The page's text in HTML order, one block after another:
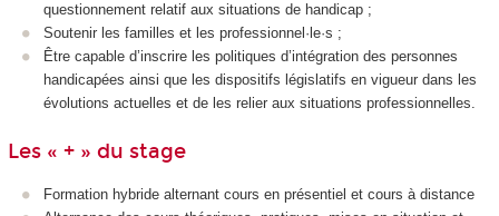
questionnement relatif aux situations de handicap ;
Soutenir les familles et les professionnel·le·s ;
Être capable d’inscrire les politiques d’intégration des personnes
handicapées ainsi que les dispositifs législatifs en vigueur dans les
évolutions actuelles et de les relier aux situations professionnelles.
Les « + » du stage
Formation hybride alternant cours en présentiel et cours à distance